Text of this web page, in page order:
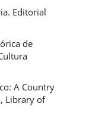
Editorial
de
A Country
Library of